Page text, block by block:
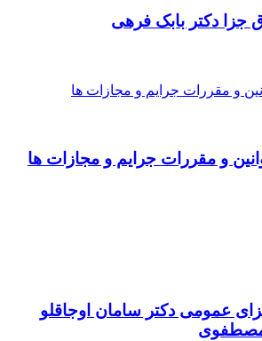
جزا دکتر بابک فرهی
و مقررات جرایم و مجازات ها
عمومی دکتر سامان اوجاقلو
مصطفوی